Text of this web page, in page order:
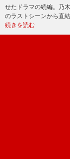
せたドラマの続編。乃
のラストシーンから直
続きを読む